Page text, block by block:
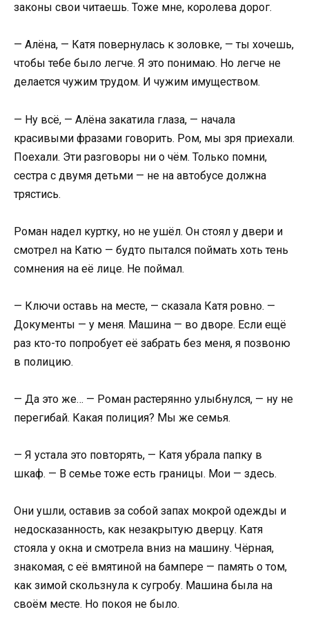
законы свои читаешь. Тоже мне, королева дорог.
— Алёна, — Катя повернулась к золовке, — ты хочешь,
чтобы тебе было легче. Я это понимаю. Но легче не
делается чужим трудом. И чужим имуществом.
— Ну всё, — Алёна закатила глаза, — начала
красивыми фразами говорить. Ром, мы зря приехали.
Поехали. Эти разговоры ни о чём. Только помни,
сестра с двумя детьми — не на автобусе должна
трястись.
Роман надел куртку, но не ушёл. Он стоял у двери и
смотрел на Катю — будто пытался поймать хоть тень
сомнения на её лице. Не поймал.
— Ключи оставь на месте, — сказала Катя ровно. —
Документы — у меня. Машина — во дворе. Если ещё
раз кто-то попробует её забрать без меня, я позвоню
в полицию.
— Да это же… — Роман растерянно улыбнулся, — ну не
перегибай. Какая полиция? Мы же семья.
— Я устала это повторять, — Катя убрала папку в
шкаф. — В семье тоже есть границы. Мои — здесь.
Они ушли, оставив за собой запах мокрой одежды и
недосказанность, как незакрытую дверцу. Катя
стояла у окна и смотрела вниз на машину. Чёрная,
знакомая, с её вмятиной на бампере — память о том,
как зимой скользнула к сугробу. Машина была на
своём месте. Но покоя не было.